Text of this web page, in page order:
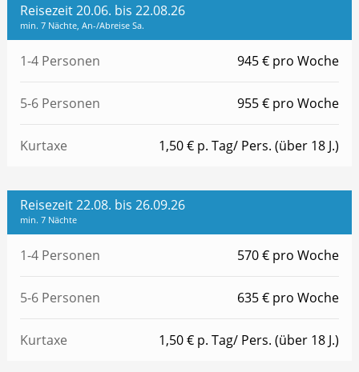
Reisezeit 20.06. bis 22.08.26
min. 7 Nächte, An-/Abreise Sa.
1-4 Personen 945 € pro Woche
5-6 Personen 955 € pro Woche
Kurtaxe 1,50 € p. Tag/ Pers. (über 18 J.)
Reisezeit 22.08. bis 26.09.26
min. 7 Nächte
1-4 Personen 570 € pro Woche
5-6 Personen 635 € pro Woche
Kurtaxe 1,50 € p. Tag/ Pers. (über 18 J.)